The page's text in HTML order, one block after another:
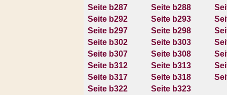
Seite b287 Seite b288
Seite b292
Seite b293
Seite b297
Seite b298
Seite b302
Seite b303
Seite b307
Seite b308
Seite b312
Seite b313
Seite b317
Seite b318
Seite b322
Seite b323